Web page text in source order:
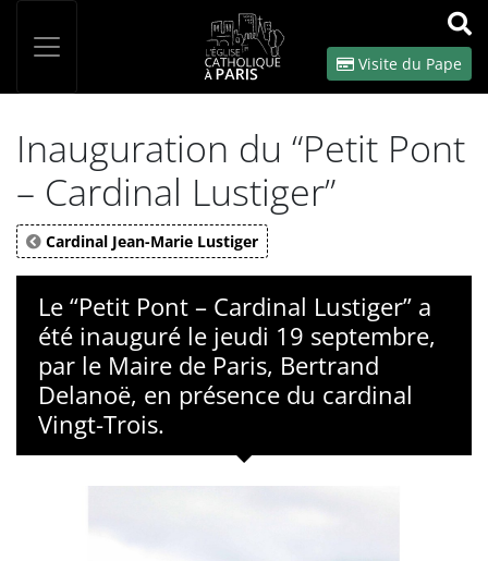
OK
Visite du Pape
Inauguration du “Petit Pont
– Cardinal Lustiger”
Cardinal Jean-Marie Lustiger
Le “Petit Pont – Cardinal Lustiger” a
été inauguré le jeudi 19 septembre,
par le Maire de Paris, Bertrand
Delanoë, en présence du cardinal
Vingt-Trois.
Panneau de gestion des cookies